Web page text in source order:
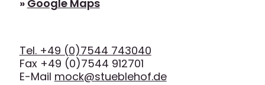
» Google Maps
Tel. +49 (0)7544 743040
Fax +49 (0)7544 912701
E-Mail mock@stueblehof.de